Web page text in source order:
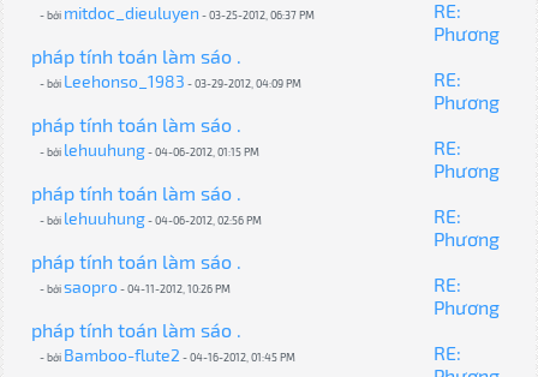
- bởi mitdoc_dieuluyen - 03-25-2012, 06:37 PM
RE:
Phương
pháp tính toán làm sáo .
- bởi Leehonso_1983 - 03-29-2012, 04:09 PM
RE:
Phương
pháp tính toán làm sáo .
- bởi lehuuhung- 04-06-2012, 01:15 PM
RE:
Phương
pháp tính toán làm sáo .
- bởi lehuuhung- 04-06-2012, 02:56 PM
RE:
Phương
pháp tính toán làm sáo .
- bởisaopro- 04-11-2012, 10:26 PM
RE:
Phương
pháp tính toán làm sáo .
- bởi Bamboo-flute2 - 04-16-2012, 01:45 PM
RE: